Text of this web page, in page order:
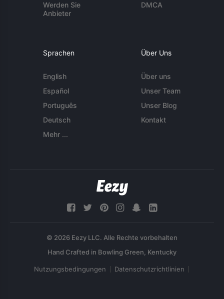
Werden Sie
Anbieter
DMCA
Sprachen
English
Español
Português
Deutsch
Mehr ...
Über Uns
Über uns
Unser Team
Unser Blog
Kontakt
© 2026 Eezy LLC. Alle Rechte vorbehalten
Nutzungsbedingungen Datenschutzrichtlinien